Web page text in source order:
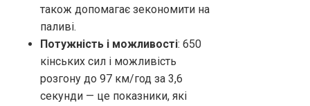
також допомагає зекономити на
паливі.
Потужність і можливості: 650
кінських сил і можливість
розгону до 97 км/год за 3,6
секунди — це показники, які